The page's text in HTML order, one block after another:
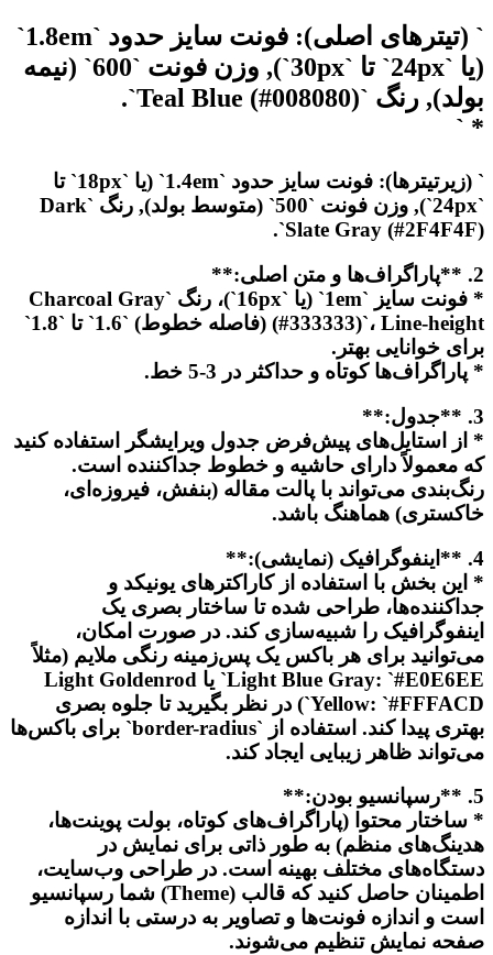
` (تیترهای اصلی): فونت سایز حدود `1.8em`
(یا `24px` تا `30px`), وزن فونت `600` (نیمه
بولد), رنگ `Teal Blue (#008080)`.
* `
` (زیرتیترها): فونت سایز حدود `1.4em` (یا `18px` تا
`24px`), وزن فونت `500` (متوسط بولد), رنگ `Dark
Slate Gray (#2F4F4F)`.
2. **پاراگراف‌ها و متن اصلی:**
* فونت سایز `1em` (یا `16px`)، رنگ `Charcoal Gray
(#333333)`، Line-height (فاصله خطوط) `1.6` تا `1.8`
برای خوانایی بهتر.
* پاراگراف‌ها کوتاه و حداکثر در 3-5 خط.
3. **جدول:**
* از استایل‌های پیش‌فرض جدول ویرایشگر استفاده کنید
که معمولاً دارای حاشیه و خطوط جداکننده است.
رنگ‌بندی می‌تواند با پالت مقاله (بنفش، فیروزه‌ای،
خاکستری) هماهنگ باشد.
4. **اینفوگرافیک (نمایشی):**
* این بخش با استفاده از کاراکترهای یونیکد و
جداکننده‌ها، طراحی شده تا ساختار بصری یک
اینفوگرافیک را شبیه‌سازی کند. در صورت امکان،
می‌توانید برای هر باکس یک پس‌زمینه رنگی ملایم (مثلاً
Light Blue Gray: `#E0E6EE` یا Light Goldenrod
Yellow: `#FFFACD`) در نظر بگیرید تا جلوه بصری
بهتری پیدا کند. استفاده از `border-radius` برای باکس‌ها
می‌تواند ظاهر زیبایی ایجاد کند.
5. **رسپانسیو بودن:**
* ساختار محتوا (پاراگراف‌های کوتاه، بولت پوینت‌ها،
هدینگ‌های منظم) به طور ذاتی برای نمایش در
دستگاه‌های مختلف بهینه است. در طراحی وب‌سایت،
اطمینان حاصل کنید که قالب (Theme) شما رسپانسیو
است و اندازه فونت‌ها و تصاویر به درستی با اندازه
صفحه نمایش تنظیم می‌شوند.